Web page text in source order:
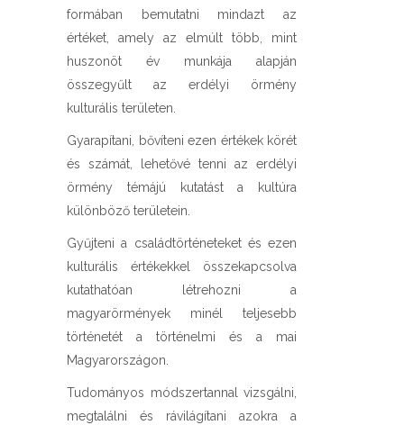
formában bemutatni mindazt az
értéket, amely az elmúlt több, mint
huszonöt év munkája alapján
összegyűlt az erdélyi örmény
kulturális területen.
Gyarapítani, bővíteni ezen értékek körét
és számát, lehetővé tenni az erdélyi
örmény témájú kutatást a kultúra
különböző területein.
Gyűjteni a családtörténeteket és ezen
kulturális értékekkel összekapcsolva
kutathatóan létrehozni a
magyarörmények minél teljesebb
történetét a történelmi és a mai
Magyarországon.
Tudományos módszertannal vizsgálni,
megtalálni és rávilágítani azokra a